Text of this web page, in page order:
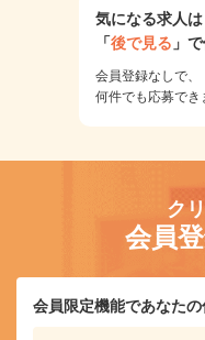
気になる求人は
「後で見る 」
会員登録なしで、
何件でも応募でき
ク
会員
会員限定機能であなた